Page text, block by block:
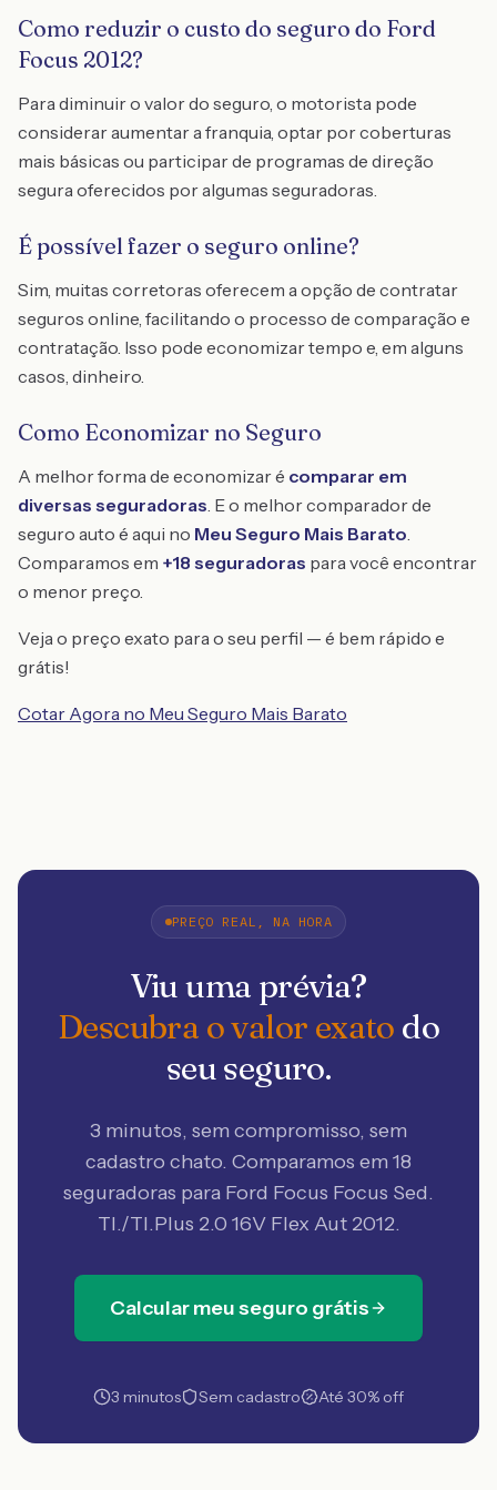
Como reduzir o custo do seguro do Ford
Focus 2012?
Para diminuir o valor do seguro, o motorista pode
considerar aumentar a franquia, optar por coberturas
mais básicas ou participar de programas de direção
segura oferecidos por algumas seguradoras.
É possível fazer o seguro online?
Sim, muitas corretoras oferecem a opção de contratar
seguros online, facilitando o processo de comparação e
contratação. Isso pode economizar tempo e, em alguns
casos, dinheiro.
Como Economizar no Seguro
A melhor forma de economizar é comparar em
diversas seguradoras. E o melhor comparador de
seguro auto é aqui no Meu Seguro Mais Barato.
Comparamos em +18 seguradoras para você encontrar
o menor preço.
Veja o preço exato para o seu perfil — é bem rápido e
grátis!
Cotar Agora no Meu Seguro Mais Barato
PREÇO REAL, NA HORA
Viu uma prévia?
Descubra o valor exato do
seu seguro.
3 minutos, sem compromisso, sem
cadastro chato. Comparamos em 18
seguradoras para Ford Focus Focus Sed.
TI./TI.Plus 2.0 16V Flex Aut 2012.
Calcular meu seguro grátis
3 minutos Sem cadastro Até 30% off